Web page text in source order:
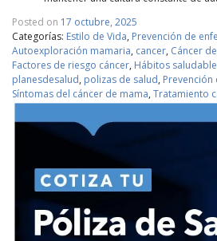
Posted on 17 octubre, 2025
Categorías: Estilo de Vida, Prevención de
Autoexploración mamaria, cancer, Cáncer
Factores de riesgo cáncer, Hábitos
planesdesalud, polizas de salud, Prevención
Síntomas del cáncer de mama, Tratamiento